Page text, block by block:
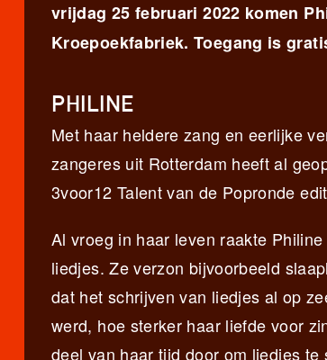
vrijdag 25 februari 2022 komen
Kroepoekfabriek. Toegang is
PHILINE
Met haar heldere zang en eerlijke
zangeres uit Rotterdam heeft al
3voor12 Talent van de Popronde
Al vroeg in haar leven raakte
liedjes. Ze verzon bijvoorbeeld
dat het schrijven van liedjes al op
werd, hoe sterker haar liefde voor
deel van haar tijd door om liedjes